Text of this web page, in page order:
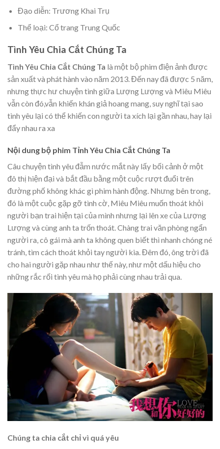
Đạo diễn: Trương Khai Trụ
Thể loại: Cổ trang Trung Quốc
Tình Yêu Chia Cắt Chúng Ta
Tình Yêu Chia Cắt Chúng Ta là một bộ phim điện ảnh được
sản xuất và phát hành vào năm 2013. Đến nay đã được 5 năm,
nhưng thực hư chuyện tình giữa Lượng Lượng và Miêu Miêu
vẫn còn đó,vẫn khiến khán giả hoang mang, suy nghĩ tại sao
tình yêu lại có thể khiến con người ta xích lại gần nhau, hay lại
đẩy nhau ra xa
Nội dung bộ phim Tỉnh Yêu Chia Cắt Chúng Ta
Câu chuyện tình yêu đẫm nước mắt này lấy bối cảnh ở một
đô thị hiện đại và bắt đầu bằng một cuộc rượt đuổi trên
đường phố không khác gì phim hành động. Nhưng bên trong,
đó là một cuộc gặp gỡ tình cờ, Miêu Miêu muốn thoát khỏi
người bạn trai hiện tại của mình nhưng lại lên xe của Lượng
Lượng và cùng anh ta trốn thoát. Chàng trai văn phòng ngẩn
người ra, cô gái mà anh ta không quen biết thì nhanh chóng né
tránh, tìm cách thoát khỏi tay người kia. Đêm đó, ông trời đã
cho hai người gặp nhau như thế này, như một dấu hiệu cho
những rắc rối tình yêu mà họ phải cùng nhau trải qua.
Chúng ta chia cắt chỉ vì quá yêu